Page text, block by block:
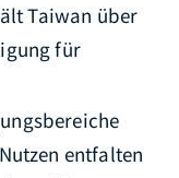
Taiwan über
für
entfalten